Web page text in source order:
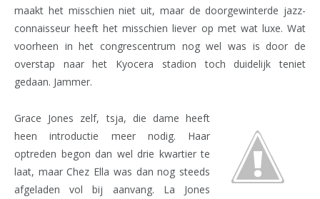
maakt het misschien niet uit, maar de doorgewinterde jazz-
connaisseur heeft het misschien liever op met wat luxe. Wat
voorheen in het congrescentrum nog wel was is door de
overstap naar het Kyocera stadion toch duidelijk teniet
gedaan. Jammer.
Grace Jones zelf, tsja, die dame heeft
heen introductie meer nodig. Haar
optreden begon dan wel drie kwartier te
laat, maar Chez Ella was dan nog steeds
afgeladen vol bij aanvang. La Jones